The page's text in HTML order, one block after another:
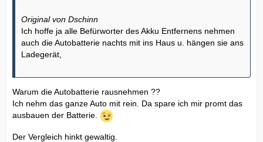
Original von Dschinn
Ich hoffe ja alle Befürworter des Akku Entfernens nehmen
auch die Autobatterie nachts mit ins Haus u. hängen sie ans
Ladegerät,
Warum die Autobatterie rausnehmen ??
Ich nehm das ganze Auto mit rein. Da spare ich mir promt das
ausbauen der Batterie.
Der Vergleich hinkt gewaltig.